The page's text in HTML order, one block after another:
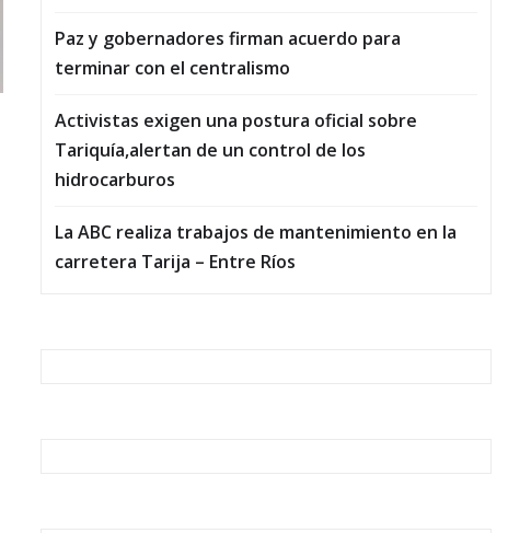
Paz y gobernadores firman acuerdo para
terminar con el centralismo
Activistas exigen una postura oficial sobre
Tariquía,alertan de un control de los
hidrocarburos
La ABC realiza trabajos de mantenimiento en la
carretera Tarija – Entre Ríos